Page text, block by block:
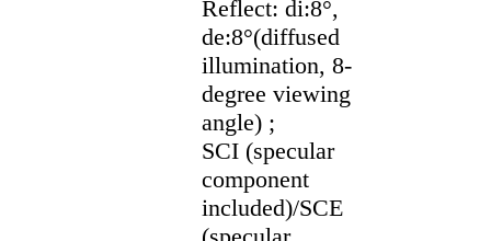
Reflect: di:8°,
de:8°(diffused
illumination, 8-
degree viewing
angle) ;
SCI (specular
component
included)/SCE